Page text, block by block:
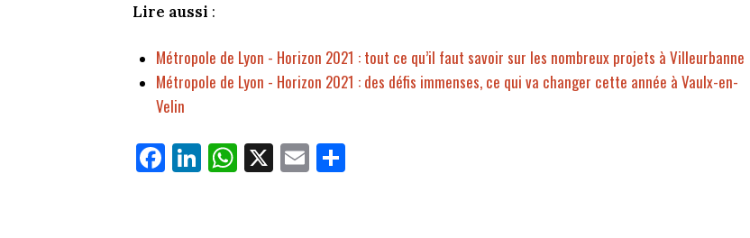
Lire aussi :
Métropole de Lyon - Horizon 2021 : tout ce qu’il faut savoir sur les nombreux projets à Villeurbanne
Métropole de Lyon - Horizon 2021 : des défis immenses, ce qui va changer cette année à Vaulx-en-
Velin
Fa
ce
Li
nk
W
ha
X E
m